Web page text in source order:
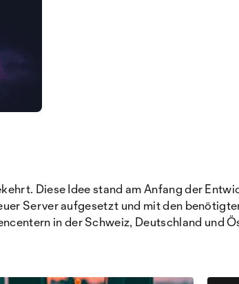
Diese Idee stand am Anfang der
Server aufgesetzt und mit den
in der Schweiz, Deutschland und